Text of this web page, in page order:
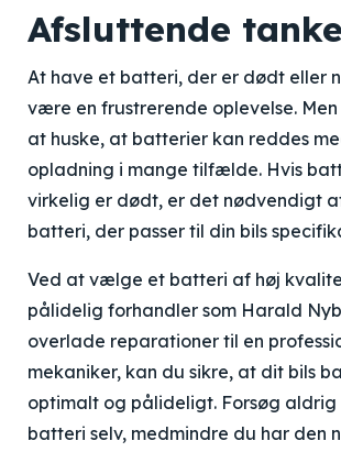
Afsluttende
At have et batteri, der er dødt eller
være en frustrerende oplevelse.
at huske, at batterier kan reddes
opladning i mange tilfælde. Hvis
virkelig er dødt, er det nødvendigt
batteri, der passer til din bils
Ved at vælge et batteri af høj
pålidelig forhandler som Harald
overlade reparationer til en
mekaniker, kan du sikre, at dit bils
optimalt og pålideligt. Forsøg
batteri selv, medmindre du har den